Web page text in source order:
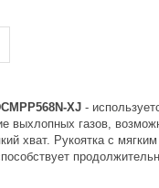
XJ -
выхлопных газов,
хват. Рукоятка с